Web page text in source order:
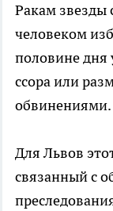
Ракам звезды
человеком
половине дня
ссора или
обвинениями.
Для Львов
связанный с